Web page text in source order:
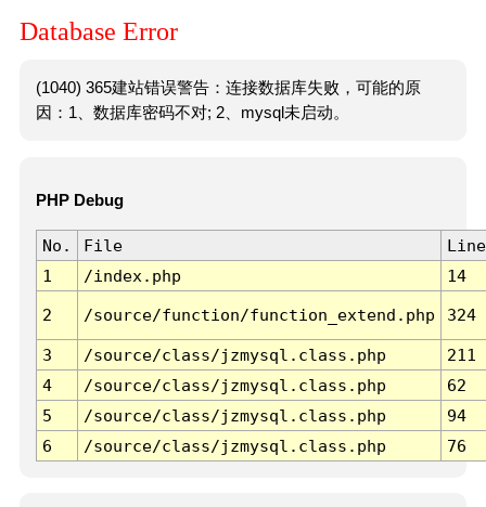
Database Error
(1040) 365建站错误警告：连接数据库失败，可能的原
因：1、数据库密码不对; 2、mysql未启动。
PHP Debug
No. File
Line
1
/index.php 14
2 /source/function/function_extend.php 324
3 /source/class/jzmysql.class.php
211
4
/source/class/jzmysql.class.php
62
5
/source/class/jzmysql.class.php
94
6
/source/class/jzmysql.class.php 76